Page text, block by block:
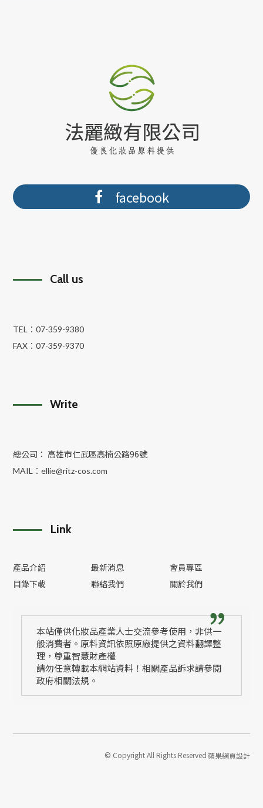
facebook
Call us
TEL：07-359-9380
FAX：07-359-9370
Write
總公司： 高雄市仁武區高楠公路96號
MAIL：ellie@ritz-cos.com
Link
產品介紹 最新消息
會員專區
目錄下載
聯絡我們 關於我們
本站僅供化妝品產業人士交流參考使用，非供一
般消費者。原料資訊依照原廠提供之資料翻譯整
理，尊重智慧財產權
請勿任意轉載本網站資料！相關產品訴求請參閱
政府相關法規。
© Copyright All Rights Reserved蘋果網頁設計